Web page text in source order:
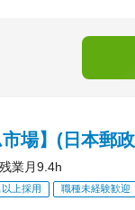
場】(日本郵
業月9.4h
上採用 職種未経験歓迎